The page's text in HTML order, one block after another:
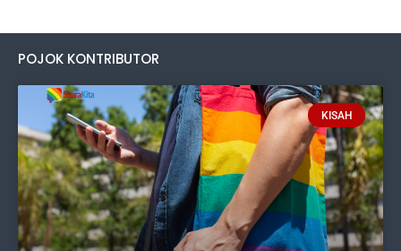
POJOK KONTRIBUTOR
KISAH